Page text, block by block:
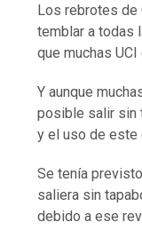
Los rebrotes de
temblar a todas
que muchas
Y aunque
posible salir sin
y el uso de este
Se tenía
saliera sin
debido a ese